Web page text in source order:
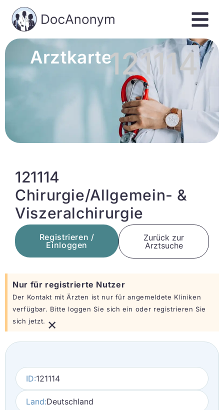
Arztkarte121114
121114
Chirurgie/Allgemein- &
Viszeralchirurgie
Registrieren /
Einloggen
Zurück zur
Arztsuche
Nur für registrierte Nutzer
Der Kontakt mit Ärzten ist nur für angemeldete Kliniken
verfügbar. Bitte loggen Sie sich ein oder registrieren Sie
sich jetzt. ×
ID:121114
Land:Deutschland